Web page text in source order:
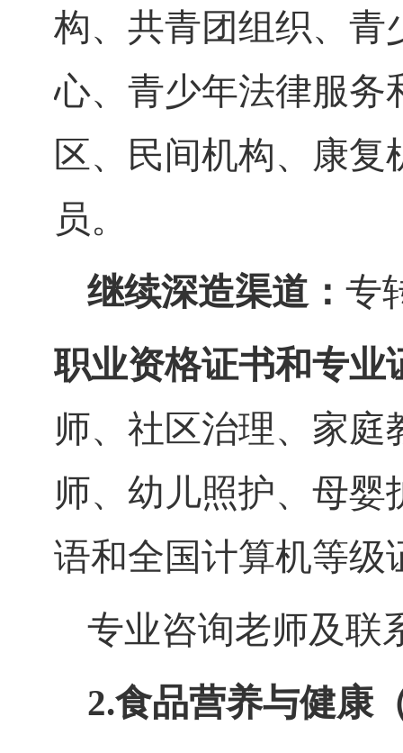
构、共青团组织、青
心、青少年法律服务
区、民间机构、康
员。
继续深造渠道： 专
职业资格证书和专业
师、 社区治理、 家庭
师、 幼儿照护、母婴
语和全国计算机等级
专业咨询老师及联
2.食品营养与健康